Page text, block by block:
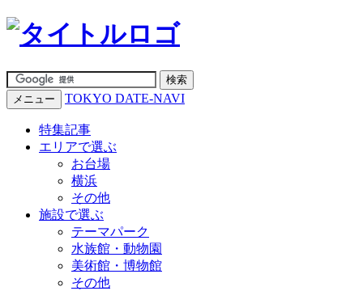
メニュー TOKYO DATE-NAVI
特集記事
エリアで選ぶ
お台場
横浜
その他
施設で選ぶ
テーマパーク
水族館・動物園
美術館・博物館
その他